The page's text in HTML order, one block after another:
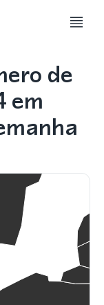
de
em